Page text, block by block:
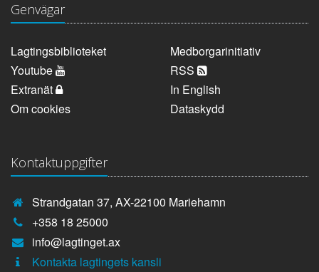
Genvägar
Lagtingsbiblioteket
Medborgarinitiativ
Youtube
RSS
Extranät
In English
Om cookies
Dataskydd
Kontaktuppgifter
Strandgatan 37, AX-22100 Mariehamn
Telefonnummer:
+358 18 25000
E-
post:
info@lagtinget.ax
Fler:
Kontakta lagtingets kansli